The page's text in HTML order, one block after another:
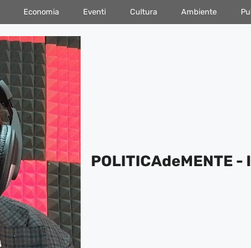
Economia Eventi Cultura Ambiente
POLITICAdeMENTE